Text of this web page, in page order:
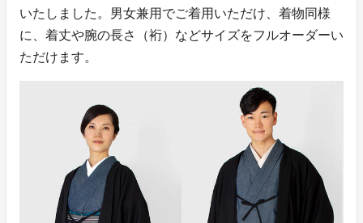
いたしました。男女兼用でご着用いただけ、着物同様
に、着丈や腕の長さ（裄）などサイズをフルオーダーい
ただけます。